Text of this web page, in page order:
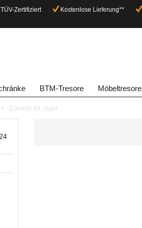
TÜV-Zertifiziert Kostenlose Lieferung**
BTM-Tresore Möbeltresore
Zubehör für Jäger